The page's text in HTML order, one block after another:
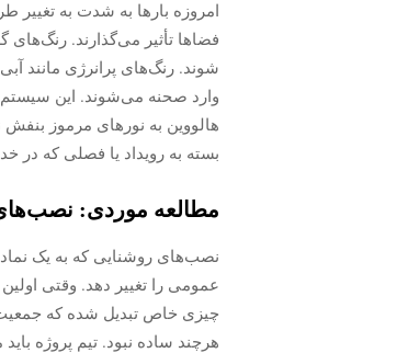
امروزه بارها به شدت به تغییر
فضاها تأثیر می‌گذارند. رنگ‌های
وارد صحنه می‌شوند. این
هالووین به نورهای مرموز بنفش
بسته به رویداد یا فصلی که
مطالعه موردی: نصب‌های
نصب‌های روشنایی که به یک
عمومی را تغییر دهد. وقتی
چیزی خاص تبدیل شده که جمعیت
هرچند ساده نبود. تیم پروژه